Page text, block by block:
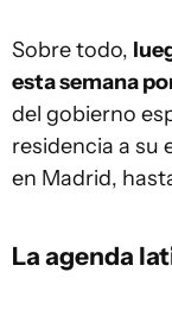
Sobre todo,
esta semana
del gobierno
residencia a su
en Madrid,
La agenda